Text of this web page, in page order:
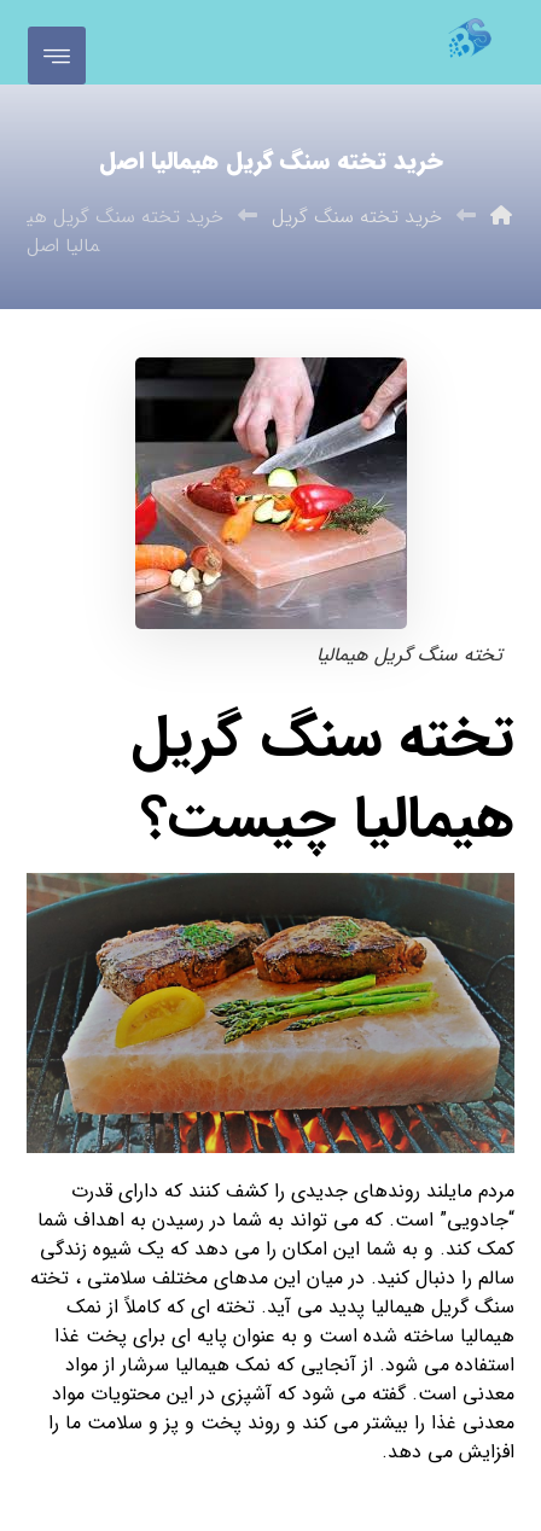
خرید تخته سنگ گریل هیمالیا اصل
خرید تخته سنگ گریل
خرید تخته سنگ گریل هی
مالیا اصل
تخته سنگ گریل هیمالیا
تخته سنگ گریل
هیمالیا چیست؟
مردم مایلند روندهای جدیدی را کشف کنند که دارای قدرت
“جادویی” است. که می تواند به شما در رسیدن به اهداف شما
کمک کند. و به شما این امکان را می دهد که یک شیوه زندگی
سالم را دنبال کنید. در میان این مدهای مختلف سلامتی ، تخته
سنگ گریل هیمالیا پدید می آید. تخته ای که کاملاً از نمک
هیمالیا ساخته شده است و به عنوان پایه ای برای پخت غذا
استفاده می شود. از آنجایی که نمک هیمالیا سرشار از مواد
معدنی است. گفته می شود که آشپزی در این محتویات مواد
معدنی غذا را بیشتر می کند و روند پخت و پز و سلامت ما را
افزایش می دهد.